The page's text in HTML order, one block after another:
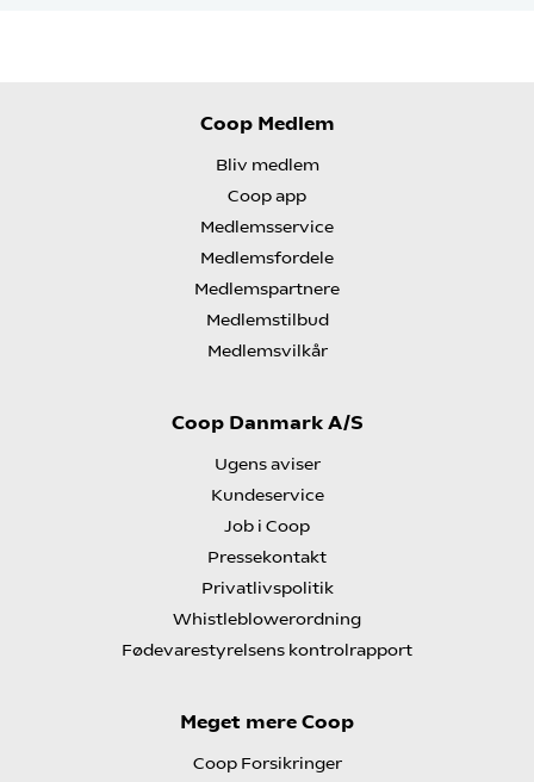
Coop Medlem
Bliv medlem
Coop app
Medlemsservice
Medlemsfordele
Medlemspartnere
Medlemstilbud
Medlemsvilkår
Coop Danmark A/S
Ugens aviser
Kundeservice
Job i Coop
Pressekontakt
Privatlivspolitik
Whistleblowerordning
Fødevarestyrelsens kontrolrapport
Meget mere Coop
Coop Forsikringer